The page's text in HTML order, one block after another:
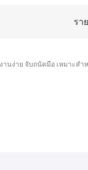
รา
นง่าย จับถนัดมือ เหมาะส